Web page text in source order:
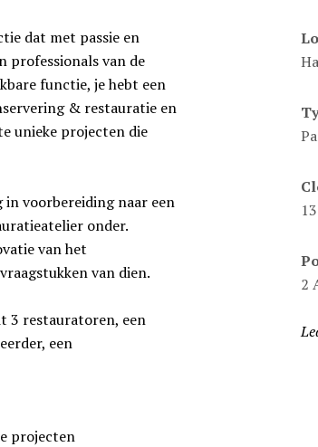
dat met passie en
professionals van de
functie, je hebt een
& restauratie en
unieke projecten die
voorbereiding naar een
onder.
van het
van dien.
3 restauratoren, een
een
projecten
2